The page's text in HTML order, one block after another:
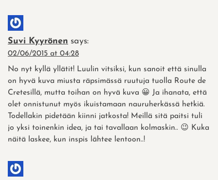
Suvi Kyyrönen says:
02/06/2015 at 04:28
No nyt kyllä yllätit! Luulin vitsiksi, kun sanoit että sinulla
on hyvä kuva miusta räpsimässä ruutuja tuolla Route de
Cretesillä, mutta toihan on hyvä kuva 😀 Ja ihanata, että
olet onnistunut myös ikuistamaan nauruherkässä hetkiä.
Todellakin pidetään kiinni jatkosta! Meillä sitä paitsi tuli
jo yksi toinenkin idea, ja tai tavallaan kolmaskin.. 😉 Kuka
näitä laskee, kun inspis lähtee lentoon..!